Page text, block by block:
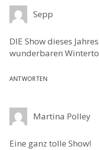
Sepp
DIE Show dieses
wunderbaren
ANTWORTEN
Martina Polley
Eine ganz tolle Show!